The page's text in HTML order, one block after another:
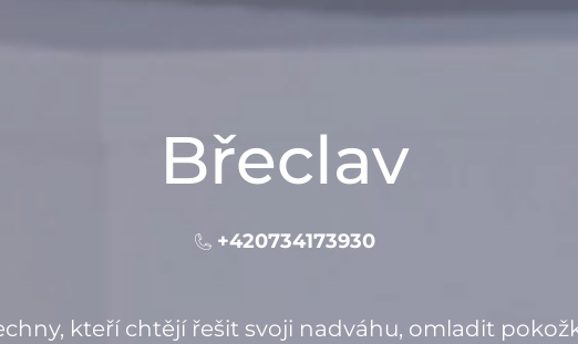
Břeclav
+420734173930
kteří chtějí řešit svoji nadváhu, omladit